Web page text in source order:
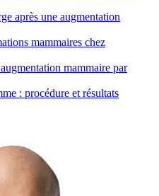
après une augmentation
mammaires chez
mammaire par
: procédure et résultats